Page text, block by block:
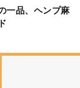
一品、ヘンプ麻